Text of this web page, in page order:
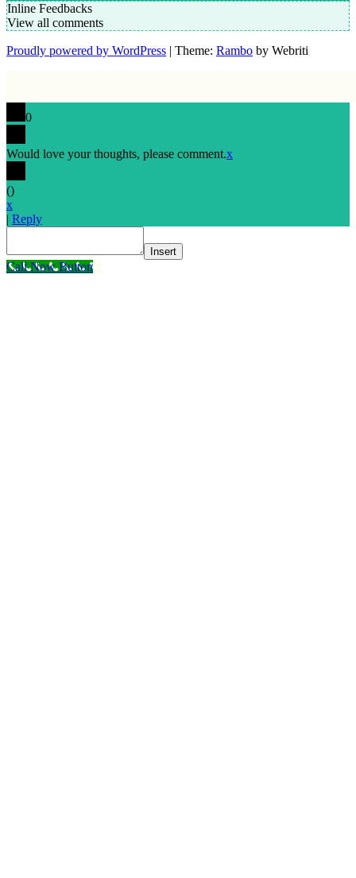
Inline Feedbacks
View all comments
Proudly powered by WordPress | Theme: Rambo by Webriti
0
Would love your thoughts, please comment.x
()
x
| Reply
Insert
Call Now Button